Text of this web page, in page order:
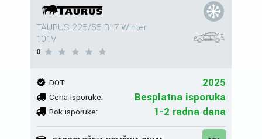
TAURUS 225/55 R17 Winter
101V
0
DOT: 2025
Cena isporuke: Besplatna isporuka
Rok isporuke: 1-2 radna dana